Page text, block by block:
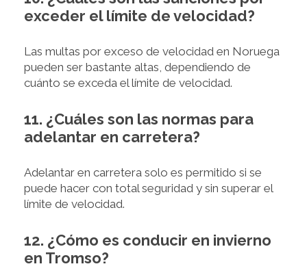
exceder el límite de velocidad?
Las multas por exceso de velocidad en Noruega
pueden ser bastante altas, dependiendo de
cuánto se exceda el límite de velocidad.
11. ¿Cuáles son las normas para
adelantar en carretera?
Adelantar en carretera solo es permitido si se
puede hacer con total seguridad y sin superar el
límite de velocidad.
12. ¿Cómo es conducir en invierno
en Tromso?